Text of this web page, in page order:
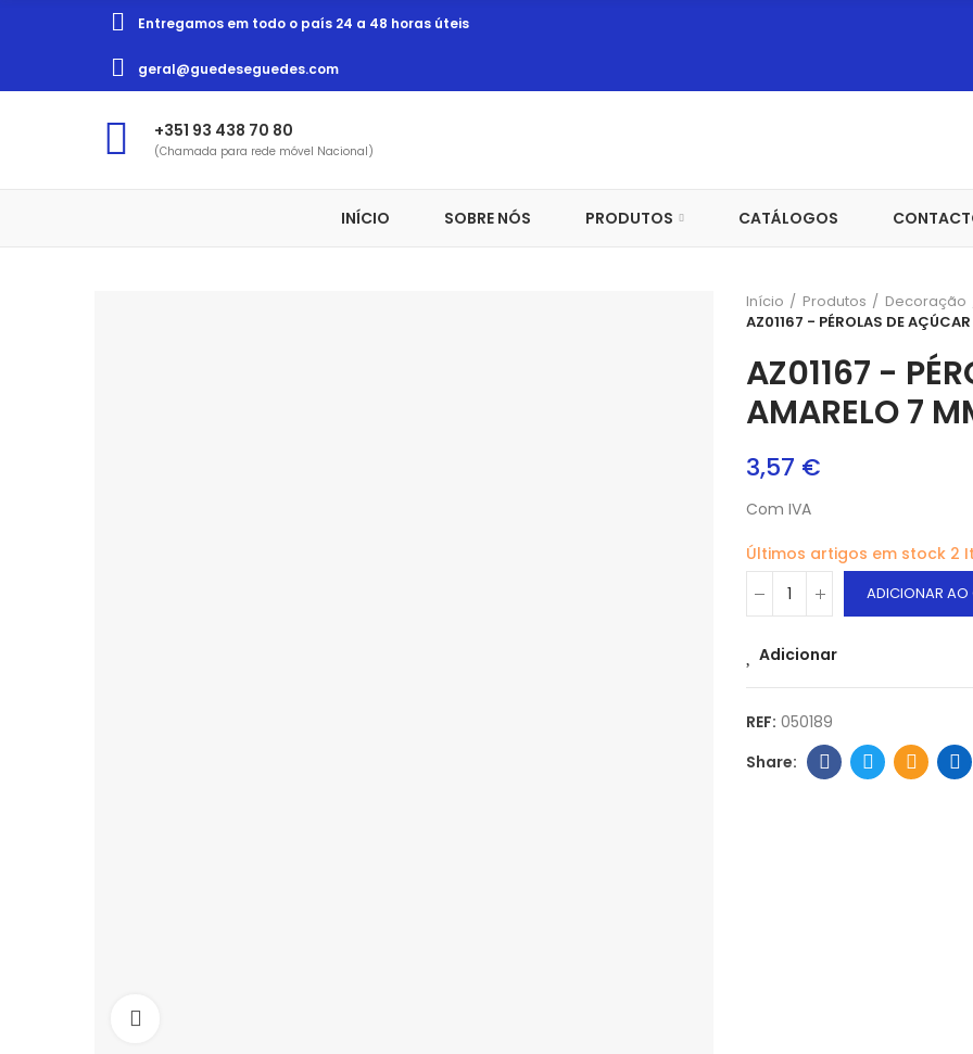
Entregamos em todo o país 24 a 48 horas úteis
geral@guedeseguedes.com
+351 93 438 70 80
(Chamada para rede móvel Nacional)
INÍCIO SOBRE NÓS PRODUTOS CATÁLOGOS
Início Produtos Decoração
AZ01167 - PÉROLAS DE
AZ01167 -
AMARELO 7
3,57 €
Com IVA
Últimos artigos em stock 2
ADICIONAR AO
Adicionar
REF: 050189